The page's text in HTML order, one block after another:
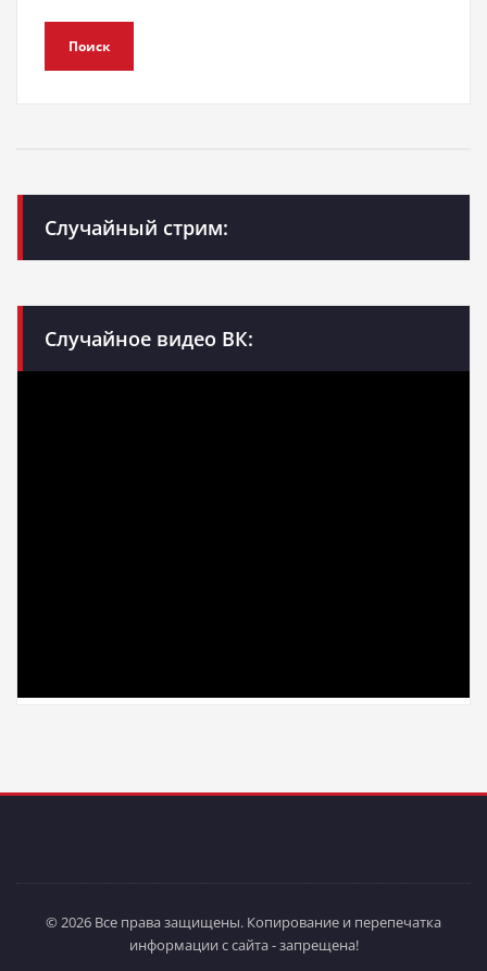
Поиск
Случайный стрим:
Случайное видео ВК:
© 2026 Все права защищены. Копирование и перепечатка
информации с сайта - запрещена!